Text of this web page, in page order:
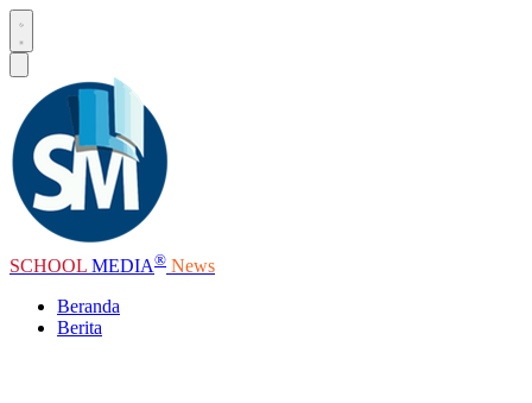
SCHOOL MEDIA® News
Beranda
Berita